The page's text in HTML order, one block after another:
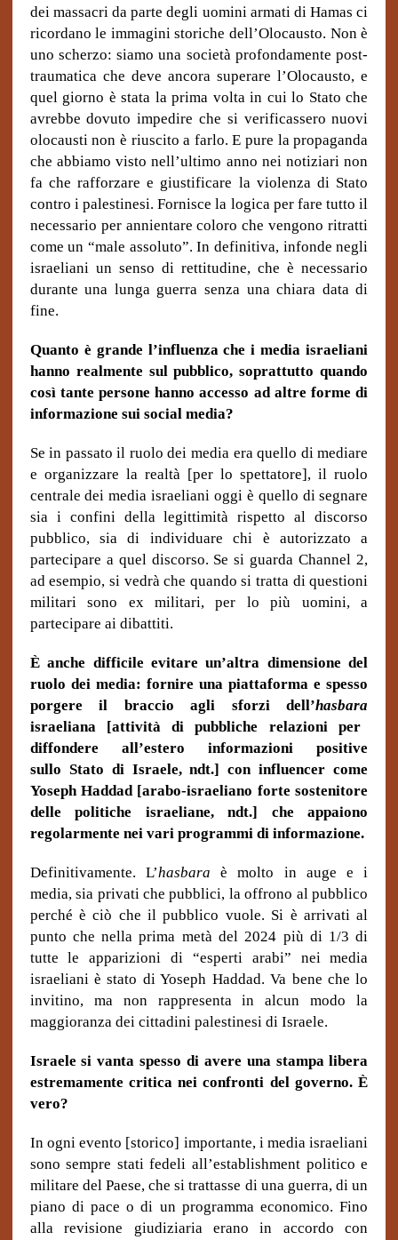
dei massacri da parte degli uomini armati di Hamas ci
ricordano le immagini storiche dell’Olocausto. Non è
uno scherzo: siamo una società profondamente post-
traumatica che deve ancora superare l’Olocausto, e
quel giorno è stata la prima volta in cui lo Stato che
avrebbe dovuto impedire che si verificassero nuovi
olocausti non è riuscito a farlo. E pure la propaganda
che abbiamo visto nell’ultimo anno nei notiziari non
fa che rafforzare e giustificare la violenza di Stato
contro i palestinesi. Fornisce la logica per fare tutto il
necessario per annientare coloro che vengono ritratti
come un “male assoluto”. In definitiva, infonde negli
israeliani un senso di rettitudine, che è necessario
durante una lunga guerra senza una chiara data di
fine.
Quanto è grande l’influenza che i media israeliani
hanno realmente sul pubblico, soprattutto quando
così tante persone hanno accesso ad altre forme di
informazione sui social media?
Se in passato il ruolo dei media era quello di mediare
e organizzare la realtà [per lo spettatore], il ruolo
centrale dei media israeliani oggi è quello di segnare
sia i confini della legittimità rispetto al discorso
pubblico, sia di individuare chi è autorizzato a
partecipare a quel discorso. Se si guarda Channel 2,
ad esempio, si vedrà che quando si tratta di questioni
militari sono ex militari, per lo più uomini, a
partecipare ai dibattiti.
È anche difficile evitare un’altra dimensione del
ruolo dei media: fornire una piattaforma e spesso
porgere il braccio agli sforzi dell’hasbara
israeliana [attività di pubbliche relazioni per
diffondere all’estero informazioni positive
sullo Stato di Israele, ndt.] con influencer come
Yoseph Haddad [arabo-israeliano forte sostenitore
delle politiche israeliane, ndt.] che appaiono
regolarmente nei vari programmi di informazione.
Definitivamente. L’hasbara è molto in auge e i
media, sia privati che pubblici, la offrono al pubblico
perché è ciò che il pubblico vuole. Si è arrivati ​​al
punto che nella prima metà del 2024 più di 1/3 di
tutte le apparizioni di “esperti arabi” nei media
israeliani è stato di Yoseph Haddad. Va bene che lo
invitino, ma non rappresenta in alcun modo la
maggioranza dei cittadini palestinesi di Israele.
Israele si vanta spesso di avere una stampa libera
estremamente critica nei confronti del governo.È
vero?
In ogni evento [storico] importante, i media israeliani
sono sempre stati fedeli all’establishment politico e
militare del Paese, che si trattasse di una guerra, di un
piano di pace o di un programma economico. Fino
alla revisione giudiziaria erano in accordo con